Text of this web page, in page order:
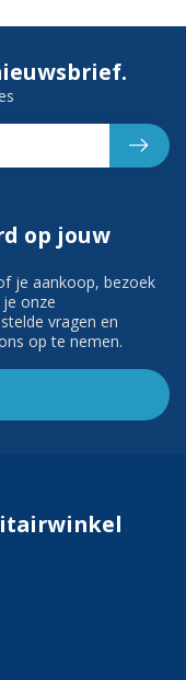
op jouw
je aankoop, bezoek
onze
vragen en
op te nemen.